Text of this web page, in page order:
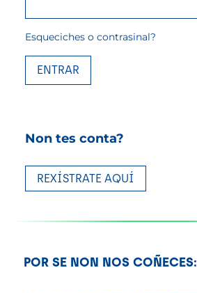
Esqueciches o contrasinal?
Non tes conta?
REXÍSTRATE AQUÍ
POR SE NON NOS COÑECES: